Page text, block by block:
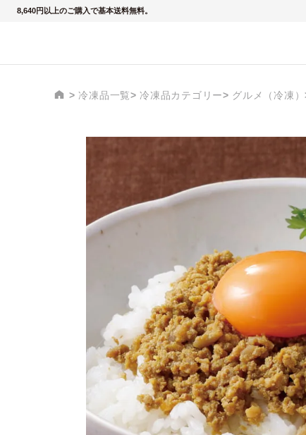
8,640円以上のご購入で基本送料無料。
冷凍品一覧 冷凍品カテゴリー グルメ（冷凍）